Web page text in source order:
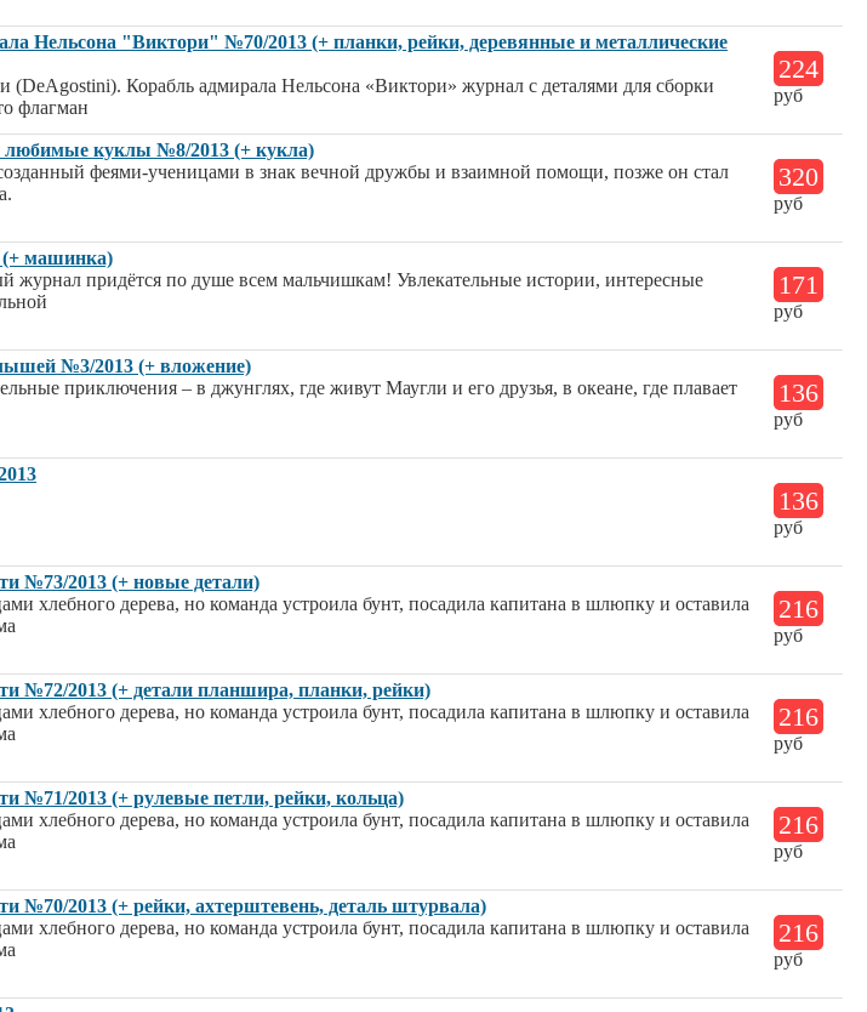
Нельсона "Виктори" №70/2013 (+ планки, рейки, деревянные и металлические
(DeAgostini). Корабль адмирала Нельсона «Виктори» журнал с деталями для сборки
флагман
224
руб
куклы №8/2013 (+ кукла)
феями-ученицами в знак вечной дружбы и взаимной помощи, позже он стал
320
руб
машинка)
журнал придётся по душе всем мальчишкам! Увлекательные истории, интересные
171
руб
№3/2013 (+ вложение)
приключения – в джунглях, где живут Маугли и его друзья, в океане, где плавает
136
руб
136
руб
№73/2013 (+ новые детали)
хлебного дерева, но команда устроила бунт, посадила капитана в шлюпку и оставила
216
руб
№72/2013 (+ детали планшира, планки, рейки)
хлебного дерева, но команда устроила бунт, посадила капитана в шлюпку и оставила
216
руб
№71/2013 (+ рулевые петли, рейки, кольца)
хлебного дерева, но команда устроила бунт, посадила капитана в шлюпку и оставила
216
руб
№70/2013 (+ рейки, ахтерштевень, деталь штурвала)
хлебного дерева, но команда устроила бунт, посадила капитана в шлюпку и оставила
216
руб